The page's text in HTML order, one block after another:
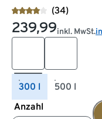
(34)
239,99inkl. MwSt.
300 l
500 l
Anzahl